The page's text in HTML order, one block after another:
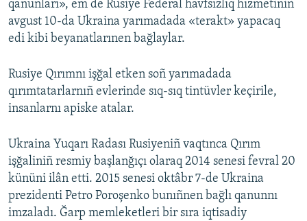
qanunları», em de Rusiye Federal havfsızlıq hızmetiniñ
avgust 10-da Ukraina yarımadada «terakt» yapacaq
edi kibi beyanatlarınen bağlaylar.
Rusiye Qırımnı işğal etken soñ yarımadada
qırımtatarlarnıñ evlerinde sıq-sıq tintüvler keçirile,
insanlarnı apiske atalar.
Ukraina Yuqarı Radası Rusiyeniñ vaqtınca Qırım
işğaliniñ resmiy başlanğıçı olaraq 2014 senesi fevral 20
kününi ilân etti. 2015 senesi oktâbr 7-de Ukraina
prezidenti Petro Poroşenko bunıñnen bağlı qanunnı
imzaladı. Ğarp memleketleri bir sıra iqtisadiy